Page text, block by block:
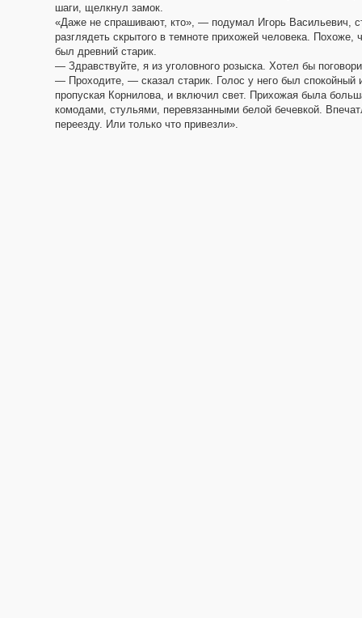
шаги, щелкнул замок.
«Даже не спрашивают, кто», — подумал Игорь Васильевич,
разглядеть скрытого в темноте прихожей человека. Похоже,
был древний старик.
— Здравствуйте, я из уголовного розыска. Хотел бы
— Проходите, — сказал старик. Голос у него был спокойный
пропуская Корнилова, и включил свет. Прихожая была
комодами, стульями, перевязанными белой бечевкой.
переезду. Или только что привезли».